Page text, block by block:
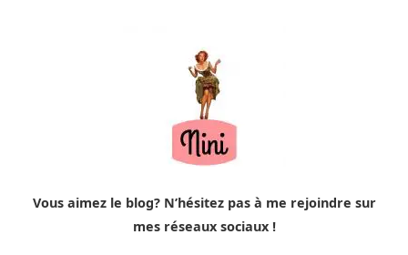
Vous aimez le blog? N’hésitez pas à me rejoindre sur
mes réseaux sociaux !